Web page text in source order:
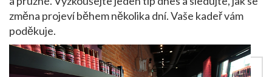
změna projeví během několika dní. Vaše kadeř vám
poděkuje.